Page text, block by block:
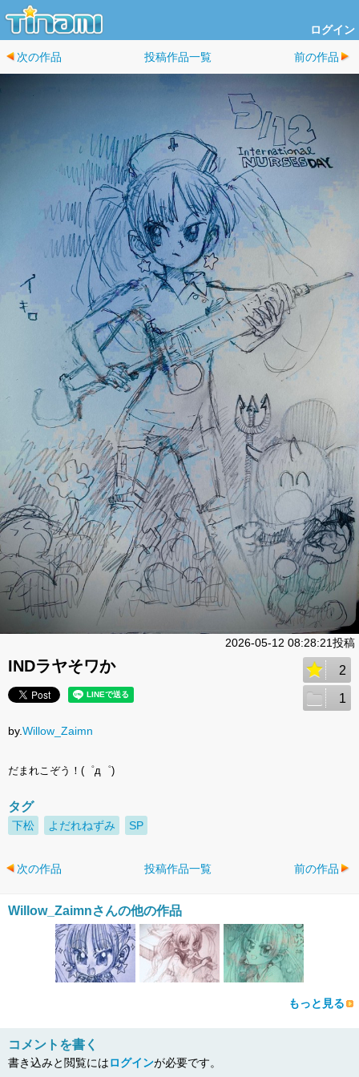
ログイン
次の作品 投稿作品一覧 前の作品
2026-05-12 08:28:21投稿
INDラヤそワか 2
1
by.Willow_Zaimn
だまれこぞう！(゜д゜)
タグ
下松 よだれねずみ SP
次の作品 投稿作品一覧 前の作品
Willow_Zaimnさんの他の作品
もっと見る
コメントを書く
書き込みと閲覧にはログインが必要です。